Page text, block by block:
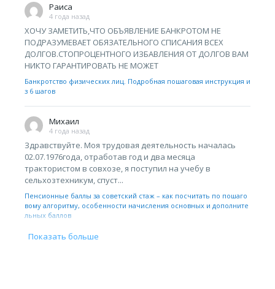
Раиса
4 года назад
ХОЧУ ЗАМЕТИТЬ,ЧТО ОБЪЯВЛЕНИЕ БАНКРОТОМ НЕ
ПОДРАЗУМЕВАЕТ ОБЯЗАТЕЛЬНОГО СПИСАНИЯ ВСЕХ
ДОЛГОВ.СТОПРОЦЕНТНОГО ИЗБАВЛЕНИЯ ОТ ДОЛГОВ ВАМ
НИКТО ГАРАНТИРОВАТЬ НЕ МОЖЕТ
Банкротство физических лиц. Подробная пошаговая инструкция и
з 6 шагов
Михаил
4 года назад
Здравствуйте. Моя трудовая деятельность началась
02.07.1976года, отработав год и два месяца
трактористом в совхозе, я поступил на учебу в
сельхозтехникум, спуст...
Пенсионные баллы за советский стаж – как посчитать по пошаго
вому алгоритму, особенности начисления основных и дополните
льных баллов
Показать больше